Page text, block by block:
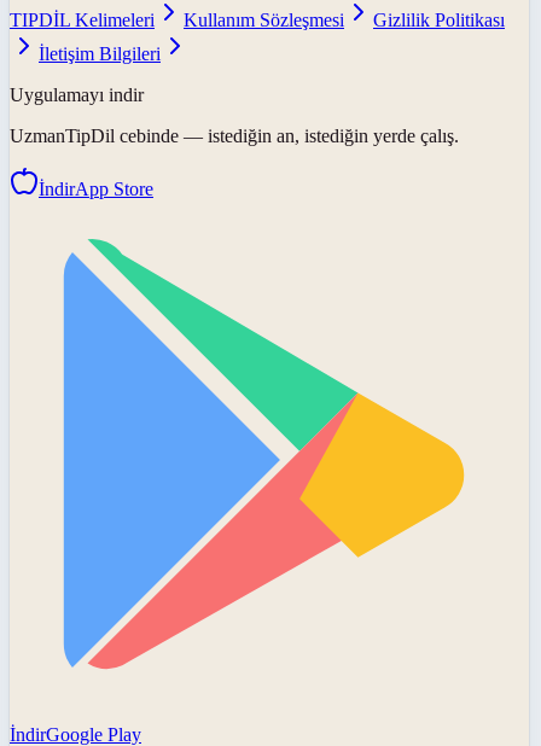
TIPDİL Kelimeleri
Kullanım Sözleşmesi
Gizlilik Politikası
İletişim Bilgileri
Uygulamayı indir
UzmanTipDil cebinde — istediğin an, istediğin yerde çalış.
İndirApp Store
İndirGoogle Play